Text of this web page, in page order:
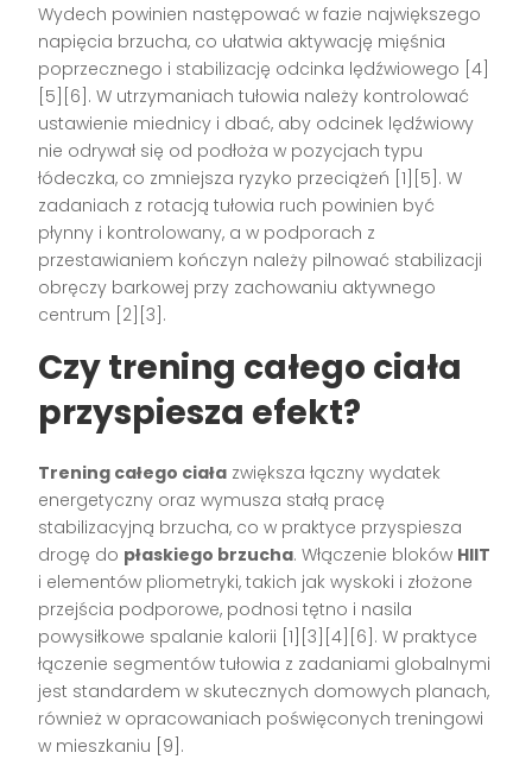
Wydech powinien następować w fazie największego
napięcia brzucha, co ułatwia aktywację mięśnia
poprzecznego i stabilizację odcinka lędźwiowego [4]
[5][6]. W utrzymaniach tułowia należy kontrolować
ustawienie miednicy i dbać, aby odcinek lędźwiowy
nie odrywał się od podłoża w pozycjach typu
łódeczka, co zmniejsza ryzyko przeciążeń [1][5]. W
zadaniach z rotacją tułowia ruch powinien być
płynny i kontrolowany, a w podporach z
przestawianiem kończyn należy pilnować stabilizacji
obręczy barkowej przy zachowaniu aktywnego
centrum [2][3].
Czy trening całego ciała
przyspiesza efekt?
Trening całego ciała zwiększa łączny wydatek
energetyczny oraz wymusza stałą pracę
stabilizacyjną brzucha, co w praktyce przyspiesza
drogę do płaskiego brzucha. Włączenie bloków HIIT
i elementów pliometryki, takich jak wyskoki i złożone
przejścia podporowe, podnosi tętno i nasila
powysiłkowe spalanie kalorii [1][3][4][6]. W praktyce
łączenie segmentów tułowia z zadaniami globalnymi
jest standardem w skutecznych domowych planach,
również w opracowaniach poświęconych treningowi
w mieszkaniu [9].